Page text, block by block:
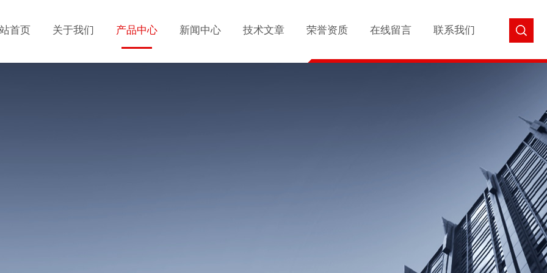
首页 关于我们 产品中心 新闻中心 技术文章 荣誉资质 在线留言 联系我们